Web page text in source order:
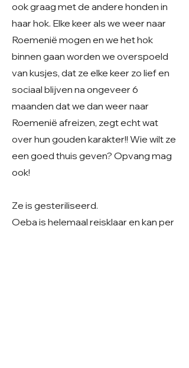
ook graag met de andere honden in
haar hok. Elke keer als we weer naar
Roemenië mogen en we het hok
binnen gaan worden we overspoeld
van kusjes, dat ze elke keer zo lief en
sociaal blijven na ongeveer 6
maanden dat we dan weer naar
Roemenië afreizen, zegt echt wat
over hun gouden karakter!! Wie wilt ze
een goed thuis geven? Opvang mag
ook!
Ze is gesteriliseerd.
Oeba is helemaal reisklaar en kan per